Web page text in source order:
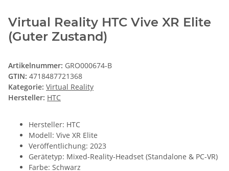
Virtual Reality HTC Vive XR Elite
(Guter Zustand)
Artikelnummer: GRO000674-B
GTIN: 4718487721368
Kategorie: Virtual Reality
Hersteller: HTC
Hersteller: HTC
Modell: Vive XR Elite
Veröffentlichung: 2023
Gerätetyp: Mixed-Reality-Headset (Standalone & PC-VR)
Farbe: Schwarz